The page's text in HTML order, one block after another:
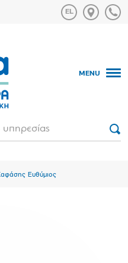
MENU
Ευθύμιος